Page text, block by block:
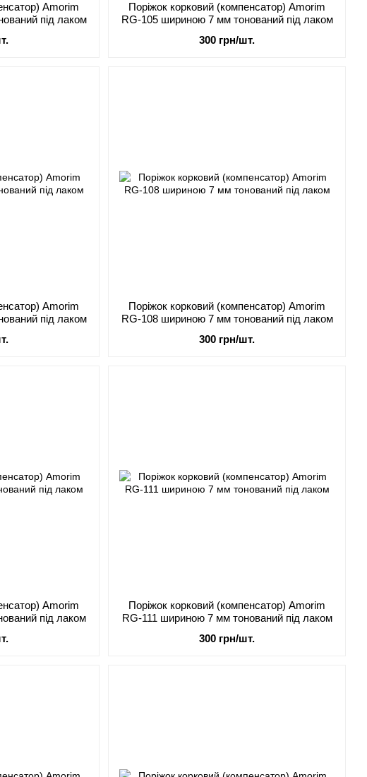
Amorim
під лаком
Поріжок корковий (компенсатор) Amorim
RG-105 шириною 7 мм тонований під лаком
300 грн/шт.
Amorim
під лаком
Поріжок корковий (компенсатор) Amorim
RG-108 шириною 7 мм тонований під лаком
300 грн/шт.
Amorim
під лаком
Поріжок корковий (компенсатор) Amorim
RG-111 шириною 7 мм тонований під лаком
300 грн/шт.